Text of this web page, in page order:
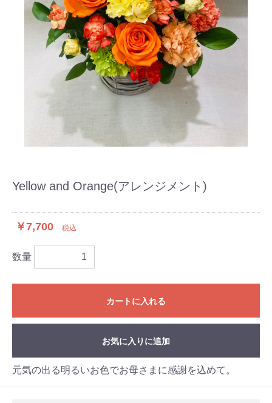
Yellow and Orange(アレンジメント)
￥7,700 税込
数量
カートに入れる
お気に入りに追加
元気の出る明るいお色でお母さまに感謝を込めて。